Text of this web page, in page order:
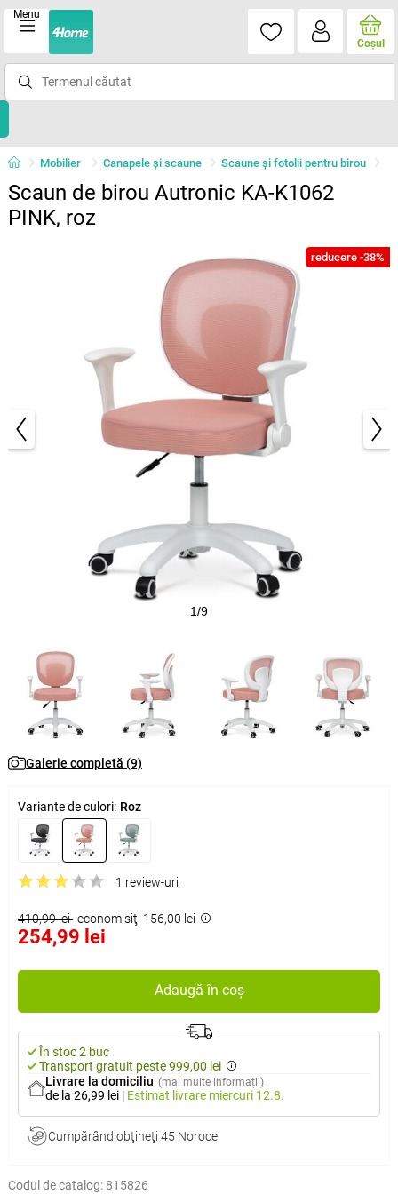
Menu
Coşul
Mobilier Canapele și scaune Scaune și fotolii pentru birou
Scaun de birou Autronic KA-K1062
PINK, roz
reducere -38%
1/9
Galerie completă (9)
Variante de culori: Roz
1 review-uri
410,99 lei economisiţi 156,00 lei
254,99 lei
Adaugă în coș
În stoc 2 buc
Transport gratuit peste 999,00 lei
Livrare la domiciliu (mai multe informații)
de la 26,99 lei | Estimat livrare miercuri 12.8.
Cumpărând obţineţi 45 Norocei
Codul de catalog: 815826